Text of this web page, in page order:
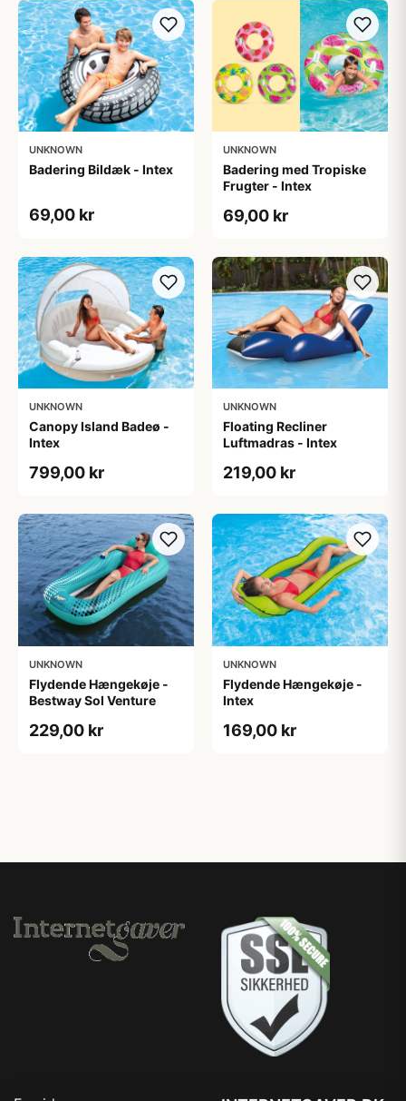
UNKNOWN
Badering Bildæk - Intex
69,00 kr
UNKNOWN
Badering med Tropiske
Frugter - Intex
69,00 kr
UNKNOWN
Canopy Island Badeø -
Intex
799,00 kr
UNKNOWN
Floating Recliner
Luftmadras - Intex
219,00 kr
UNKNOWN
Flydende Hængekøje -
Bestway Sol Venture
229,00 kr
UNKNOWN
Flydende Hængekøje -
Intex
169,00 kr